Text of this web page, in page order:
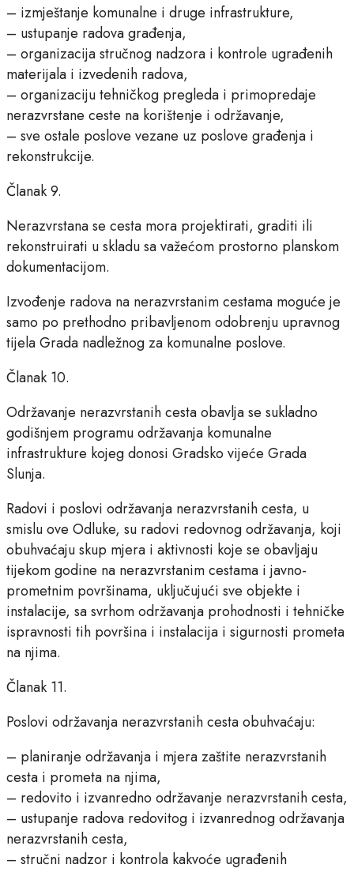
– izmještanje komunalne i druge infrastrukture,
– ustupanje radova građenja,
– organizacija stručnog nadzora i kontrole ugrađenih
materijala i izvedenih radova,
– organizaciju tehničkog pregleda i primopredaje
nerazvrstane ceste na korištenje i održavanje,
– sve ostale poslove vezane uz poslove građenja i
rekonstrukcije.
Članak 9.
Nerazvrstana se cesta mora projektirati, graditi ili
rekonstruirati u skladu sa važećom prostorno planskom
dokumentacijom.
Izvođenje radova na nerazvrstanim cestama moguće je
samo po prethodno pribavljenom odobrenju upravnog
tijela Grada nadležnog za komunalne poslove.
Članak 10.
Održavanje nerazvrstanih cesta obavlja se sukladno
godišnjem programu održavanja komunalne
infrastrukture kojeg donosi Gradsko vijeće Grada
Slunja.
Radovi i poslovi održavanja nerazvrstanih cesta, u
smislu ove Odluke, su radovi redovnog održavanja, koji
obuhvaćaju skup mjera i aktivnosti koje se obavljaju
tijekom godine na nerazvrstanim cestama i javno-
prometnim površinama, uključujući sve objekte i
instalacije, sa svrhom održavanja prohodnosti i tehničke
ispravnosti tih površina i instalacija i sigurnosti prometa
na njima.
Članak 11.
Poslovi održavanja nerazvrstanih cesta obuhvaćaju:
– planiranje održavanja i mjera zaštite nerazvrstanih
cesta i prometa na njima,
– redovito i izvanredno održavanje nerazvrstanih cesta,
– ustupanje radova redovitog i izvanrednog održavanja
nerazvrstanih cesta,
– stručni nadzor i kontrola kakvoće ugrađenih